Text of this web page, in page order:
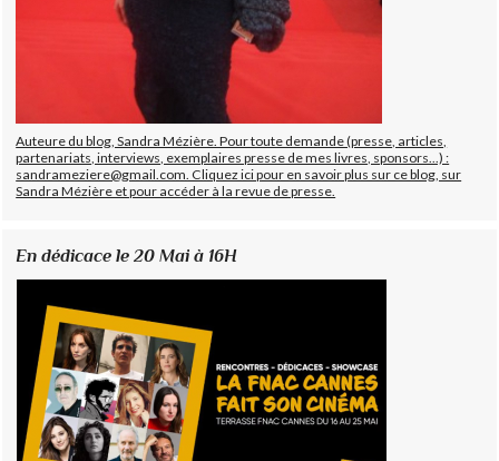
Auteure du blog, Sandra Mézière. Pour toute demande (presse, articles,
partenariats, interviews, exemplaires presse de mes livres, sponsors...) :
sandrameziere@gmail.com. Cliquez ici pour en savoir plus sur ce blog, sur
Sandra Mézière et pour accéder à la revue de presse.
En dédicace le 20 Mai à 16H